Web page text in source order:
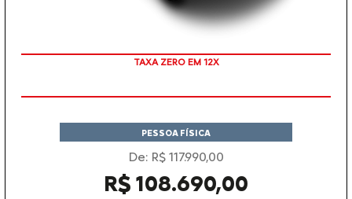
COM SEU USADO NA TROCA
PESSOA FÍSICA
De: R$ 117.990,00
R$ 108.690,00